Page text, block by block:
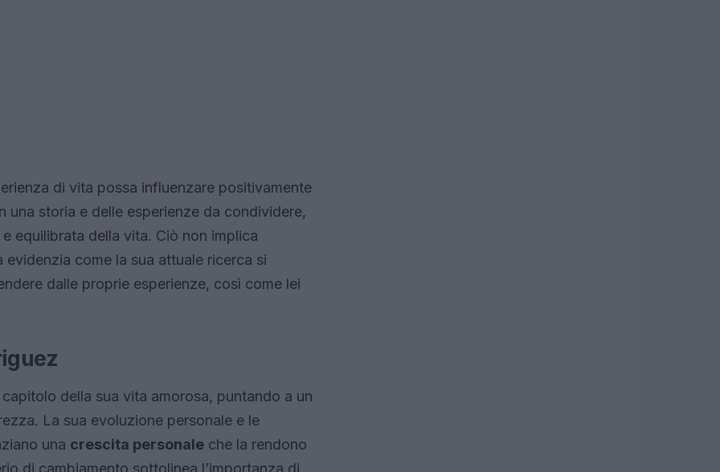
di vita possa influenzare positivamente
una storia e delle esperienze da condividere,
equilibrata della vita. Ciò non implica
evidenzia come la sua attuale ricerca si
dalle proprie esperienze, così come lei
della sua vita amorosa, puntando a un
La sua evoluzione personale e le
una crescita personale che la rendono